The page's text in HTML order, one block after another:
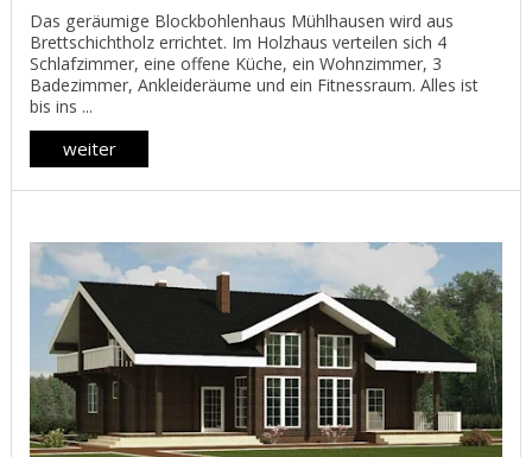
Das geräumige Blockbohlenhaus Mühlhausen wird aus
Brettschichtholz errichtet. Im Holzhaus verteilen sich 4
Schlafzimmer, eine offene Küche, ein Wohnzimmer, 3
Badezimmer, Ankleideräume und ein Fitnessraum. Alles ist
bis ins ...
weiter